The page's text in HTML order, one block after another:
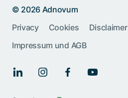
© 2026 Adnovum
Privacy
Cookies
Disclaimer
Impressum und AGB
Report an issue🐞